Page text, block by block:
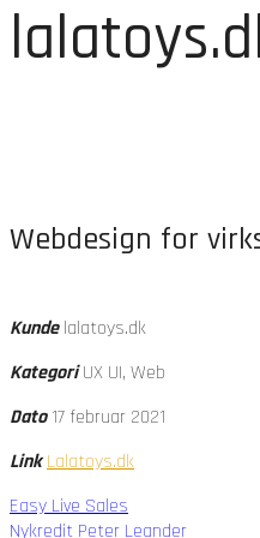
Webdesign for
Kunde lalatoys.dk
Kategori UX UI, Web
Dato 17 februar 2021
Link Lalatoys.dk
Easy Live Sales
Nykredit Peter Leander